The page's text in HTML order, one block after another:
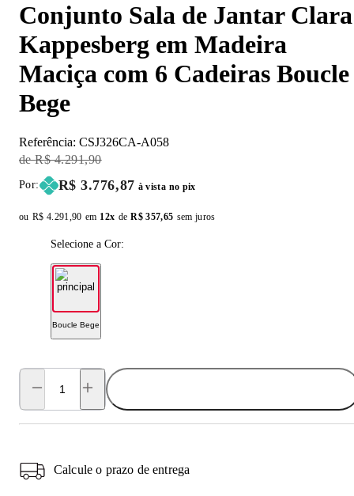
Conjunto Sala de Jantar Clara
Kappesberg em Madeira
Maciça com 6 Cadeiras Boucle
Bege
Referência: CSJ326CA-A058
Original Price:
R$ 4.291,90
Por: Price:
R$ 3.776,87 à vista no pix
ou Original price:
R$ 4.291,90 em 12x de Installment price:
R$ 357,65 sem juros
Selecione a Cor:
Boucle Bege
Calcule o prazo de entrega